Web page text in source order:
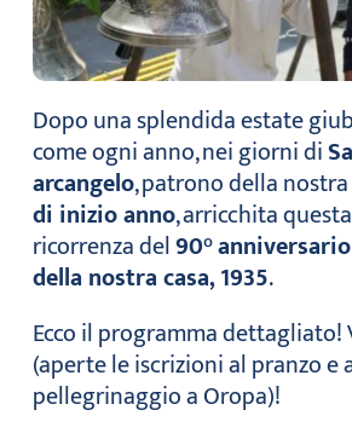
Dopo una splendida estate
come ogni anno, nei giorni di
arcangelo, patrono della
di inizio anno, arricchita
ricorrenza del90°
della nostra casa, 1935.
Ecco il programma dettagliato!
(aperte le iscrizioni al pranzo e
pellegrinaggio a Oropa)!